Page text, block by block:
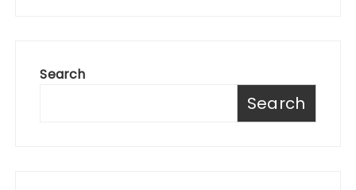
Search
Search